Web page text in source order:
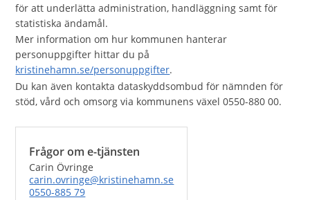
för att underlätta administration, handläggning samt för
statistiska ändamål.
Mer information om hur kommunen hanterar
personuppgifter hittar du på
kristinehamn.se/personuppgifter.
Du kan även kontakta dataskyddsombud för nämnden för
stöd, vård och omsorg via kommunens växel 0550-880 00.
Frågor om e-tjänsten
Carin Övringe
carin.ovringe@kristinehamn.se
0550-885 79